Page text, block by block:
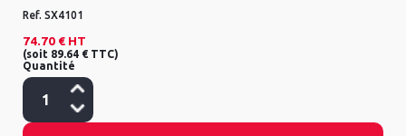
Ref. SX4101
74.70 € HT
(soit 89.64 € TTC)
Quantité